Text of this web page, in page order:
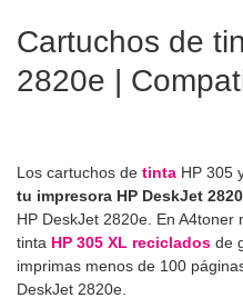
Cartuchos de
2820e |
Los cartuchos de tinta HP 305
tu impresora HP DeskJet
HP DeskJet 2820e. En
tinta HP 305 XL reciclados de
imprimas menos de 100
DeskJet 2820e.